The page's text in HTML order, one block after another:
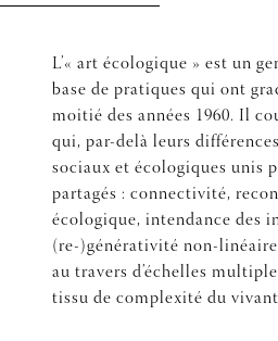
L’« art écologique » est un
base de pratiques qui ont
moitié des années 1960. Il
qui, par-delà leurs
sociaux et écologiques unis
partagés : connectivité,
écologique, intendance des
(re-)générativité non-
au travers d’échelles
tissu de complexité du